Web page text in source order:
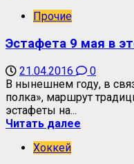
Прочие
Эстафета 9 мая в
21.04.2016
0
В нынешнем году, в
полка», маршрут
эстафеты на...
Читать далее
Хоккей